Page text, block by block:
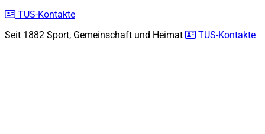
TUS-Kontakte
Seit 1882 Sport, Gemeinschaft und Heimat TUS-Kontakte